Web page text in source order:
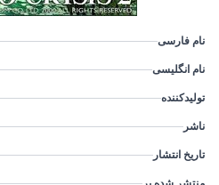
نام فارسی
نام انگلیسی
تولیدکننده
ناشر
تاریخ انتشار